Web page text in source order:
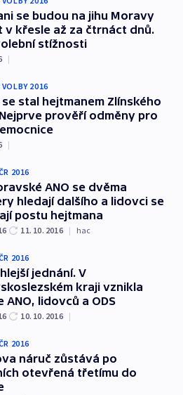
se budou na jihu Moravy
v křesle až za čtrnáct dnů.
stížnosti
|
2016
se stal hejtmanem Zlínského
prověří odměny pro
|
2016
ANO se dvěma
hledají dalšího a lidovci se
postu hejtmana
11. 10. 2016 | hac
2016
jednání. V
kraji vznikla
ANO, lidovců a ODS
10. 10. 2016 |
2016
náruč zůstává po
otevřená třetímu do